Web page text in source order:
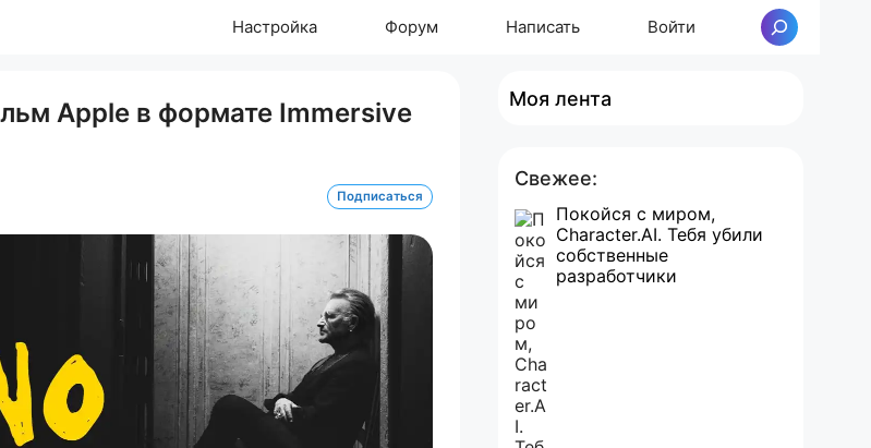
Настройка Форум Написать Войти Поиск
Apple в формате Immersive
Подписаться
Моя лента
Свежее:
Покойся с миром,
Character.AI. Тебя убили
собственные
разработчики